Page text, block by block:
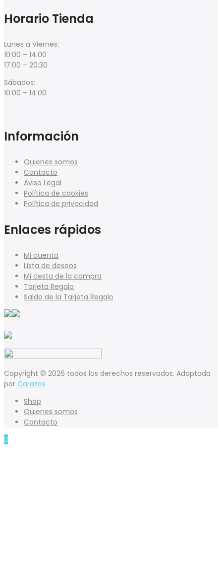
Horario Tienda
Lunes a Viernes:
10:00 – 14:00
17:00 – 20:30
Sábados:
10:00 – 14:00
Información
Quienes somos
Contacto
Aviso Legal
Política de cookies
Política de privacidad
Enlaces rápidos
Mi cuenta
Lista de deseos
Mi cesta de la compra
Tarjeta Regalo
Saldo de la Tarjeta Regalo
Copyright © 2026 todos los derechos reservados. Adaptada
por Carazos
Shop
Quienes somos
Contacto